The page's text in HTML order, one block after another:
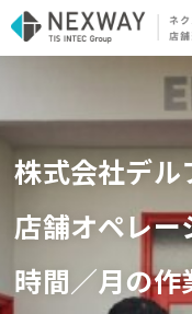
株式会社デル
店舗オペレ
時間／月の作